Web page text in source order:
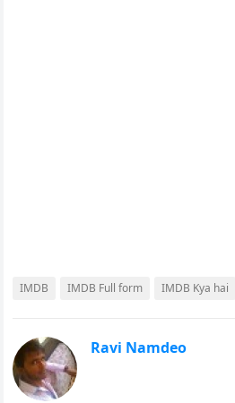
IMDB IMDB Full form IMDB Kya hai
Ravi Namdeo